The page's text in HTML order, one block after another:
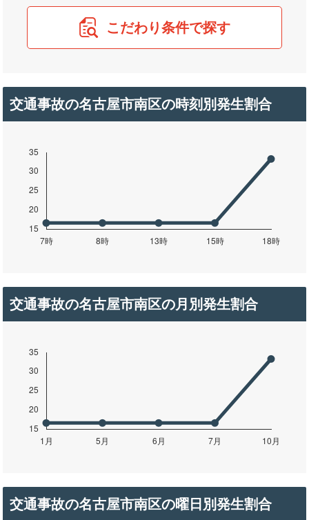
こだわり条件で探す
交通事故の名古屋市南区の時刻別発生割合
交通事故の名古屋市南区の月別発生割合
交通事故の名古屋市南区の曜日別発生割合